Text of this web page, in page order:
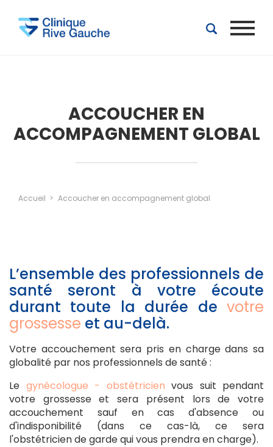
ACCOUCHER EN
ACCOMPAGNEMENT GLOBAL
Accueil Accoucher en accompagnement global
L’ensemble des professionnels de
santé seront à votre écoute
durant toute la durée de votre
grossesse et au-delà.
Votre accouchement sera pris en charge dans sa
globalité par nos professionnels de santé :
Le gynécologue - obstétricien vous suit pendant
votre grossesse et sera présent lors de votre
accouchement sauf en cas d'absence ou
d'indisponibilité (dans ce cas-là, ce sera
l'obstétricien de garde qui vous prendra en charge).